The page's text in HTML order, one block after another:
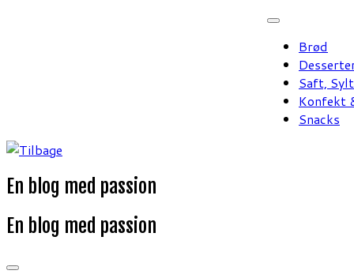
Brød
Saft,
Konfekt
Snacks
En blog med passion
En blog med passion